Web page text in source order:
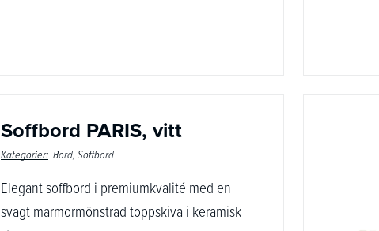
Soffbord PARIS, vitt
Kategorier: Bord Soffbord
Elegant soffbord i premiumkvalité med en
svagt marmormönstrad toppskiva i keramisk